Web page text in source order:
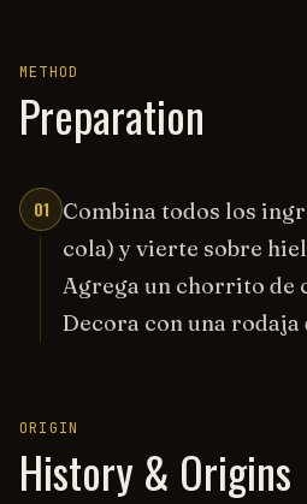
METHOD
Preparation
01
Combina todos los
cola) y vierte sobre
Agrega un chorrito de
Decora con una
ORIGIN
History & Origins